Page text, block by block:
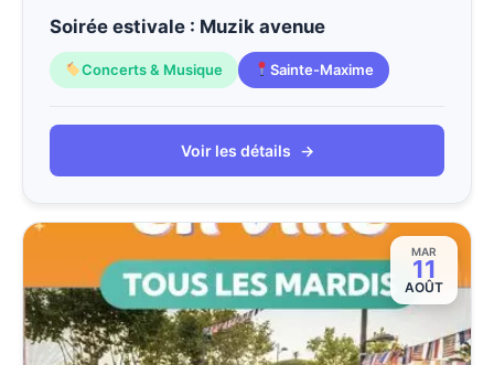
Soirée estivale : Muzik avenue
Concerts & Musique Sainte-Maxime
Voir les détails →
MAR
11
AOÛT